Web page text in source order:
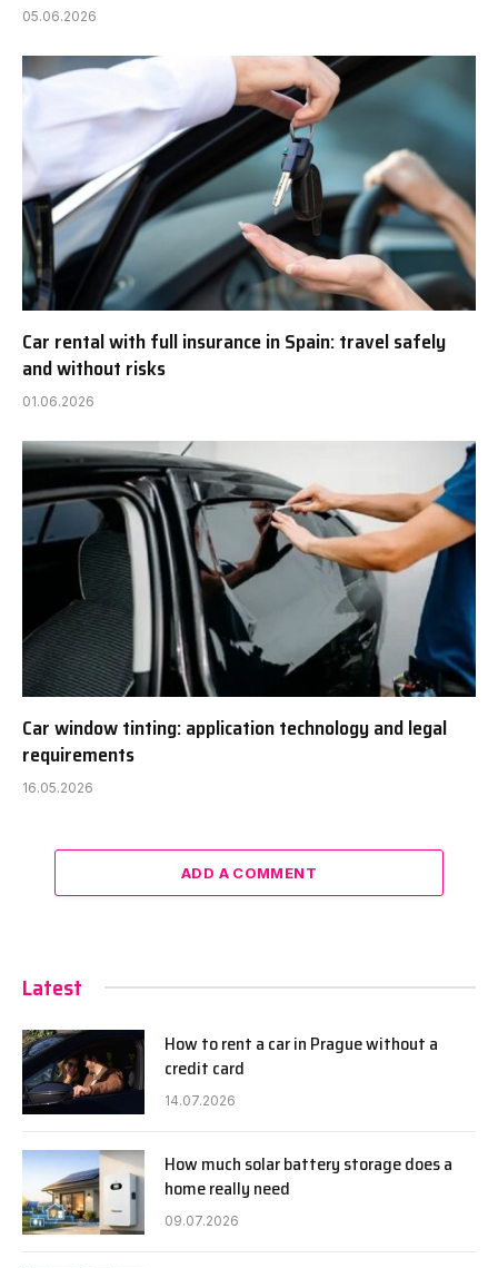
05.06.2026
Car rental with full insurance in Spain: travel safely
and without risks
01.06.2026
Car window tinting: application technology and legal
requirements
16.05.2026
ADD A COMMENT
Latest
How to rent a car in Prague without a
credit card
14.07.2026
How much solar battery storage does a
home really need
09.07.2026